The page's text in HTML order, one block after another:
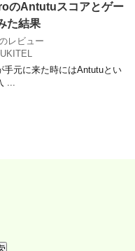
のAntutuスコアとゲー
た結果
レビュー
手元に来た時にはAntutuとい
...